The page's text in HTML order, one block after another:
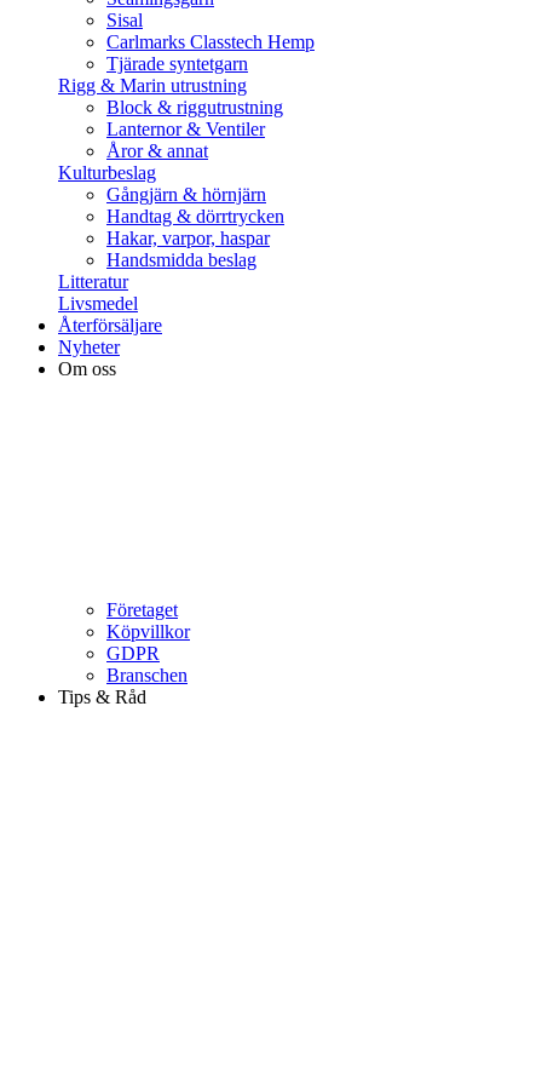
Sisal
Carlmarks Classtech Hemp
Tjärade syntetgarn
Rigg & Marin utrustning
Block & riggutrustning
Lanternor & Ventiler
Åror & annat
Kulturbeslag
Gångjärn & hörnjärn
Handtag & dörrtrycken
Hakar, varpor, haspar
Handsmidda beslag
Litteratur
Livsmedel
Återförsäljare
Nyheter
Om oss
Företaget
Köpvillkor
GDPR
Branschen
Tips & Råd